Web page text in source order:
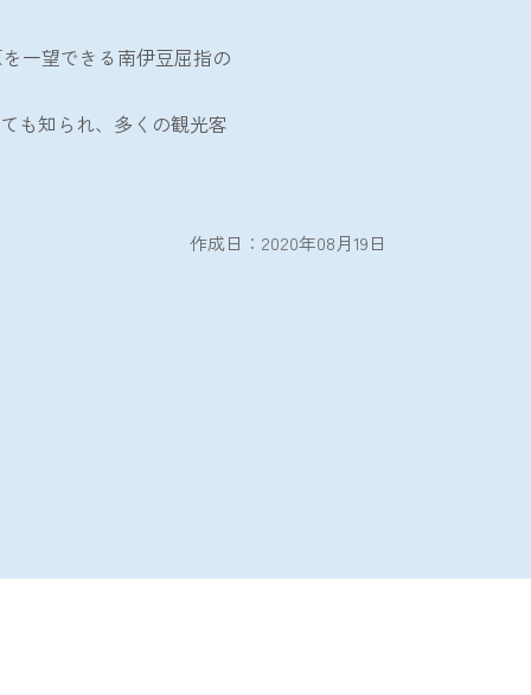
一望できる南伊豆屈指の
も知られ、多くの観光客
作成日：2020年08月19日